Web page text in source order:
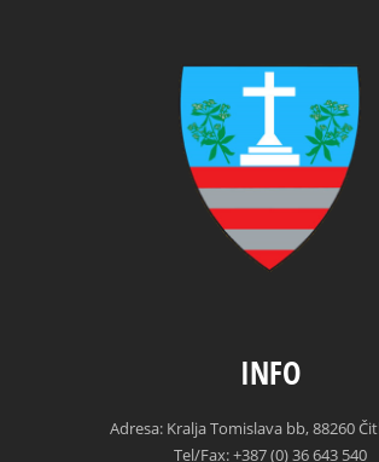
INFO
Adresa: Kralja Tomislava bb, 88260
Tel/Fax: +387 (0) 36 643 540